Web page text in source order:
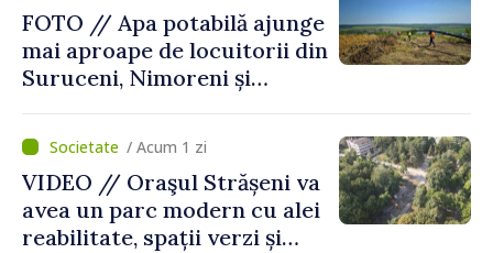
FOTO // Apa potabilă ajunge
mai aproape de locuitorii din
Suruceni, Nimoreni și
/ Acum 1 zi
VIDEO // Oraşul Strășeni va
avea un parc modern cu alei
reabilitate, spații verzi și